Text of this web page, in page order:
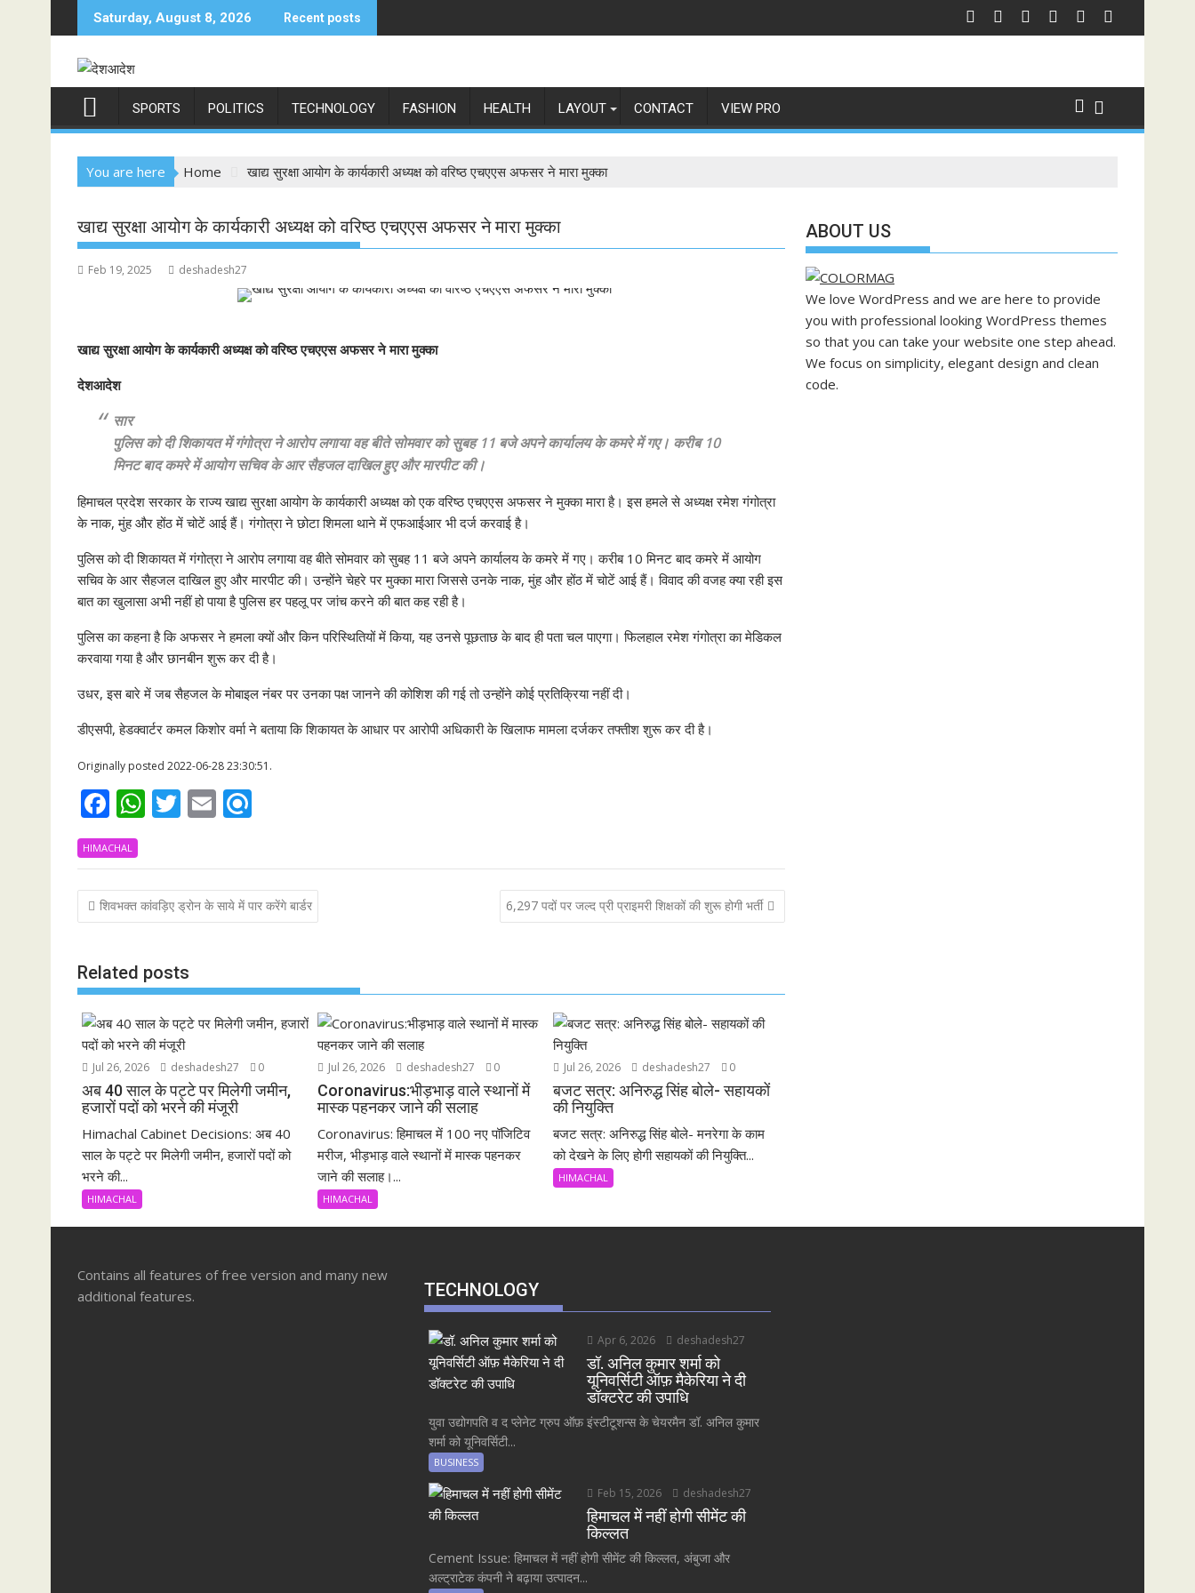
to
Saturday, August 8, 2026 Recent posts
SPORTS POLITICS TECHNOLOGY FASHION HEALTH LAYOUT CONTACT VIEW PRO
You are here Home खाद्य सुरक्षा आयोग के कार्यकारी अध्यक्ष को वरिष्ठ एचएएस अफसर ने मारा मुक्का
खाद्य सुरक्षा आयोग के कार्यकारी अध्यक्ष को वरिष्ठ एचएएस अफसर ने मारा मुक्का
Feb 19, 2025 deshadesh27
खाद्य सुरक्षा आयोग के कार्यकारी अध्यक्ष को वरिष्ठ एचएएस अफसर ने मारा मुक्का
देशआदेश
सार
पुलिस को दी शिकायत में गंगोत्रा ने आरोप लगाया वह बीते सोमवार को सुबह 11 बजे अपने कार्यालय के कमरे में गए। करीब 10
मिनट बाद कमरे में आयोग सचिव के आर सैहजल दाखिल हुए और मारपीट की।
हिमाचल प्रदेश सरकार के राज्य खाद्य सुरक्षा आयोग के कार्यकारी अध्यक्ष को एक वरिष्ठ एचएएस अफसर ने मुक्का मारा है। इस हमले से अध्यक्ष रमेश गंगोत्रा
के नाक, मुंह और होंठ में चोटें आई हैं। गंगोत्रा ने छोटा शिमला थाने में एफआईआर भी दर्ज करवाई है।
पुलिस को दी शिकायत में गंगोत्रा ने आरोप लगाया वह बीते सोमवार को सुबह 11 बजे अपने कार्यालय के कमरे में गए। करीब 10 मिनट बाद कमरे में आयोग
सचिव के आर सैहजल दाखिल हुए और मारपीट की। उन्होंने चेहरे पर मुक्का मारा जिससे उनके नाक, मुंह और होंठ में चोटें आई हैं। विवाद की वजह क्या रही इस
बात का खुलासा अभी नहीं हो पाया है पुलिस हर पहलू पर जांच करने की बात कह रही है।
पुलिस का कहना है कि अफसर ने हमला क्यों और किन परिस्थितियों में किया, यह उनसे पूछताछ के बाद ही पता चल पाएगा। फिलहाल रमेश गंगोत्रा का मेडिकल
करवाया गया है और छानबीन शुरू कर दी है।
उधर, इस बारे में जब सैहजल के मोबाइल नंबर पर उनका पक्ष जानने की कोशिश की गई तो उन्होंने कोई प्रतिक्रिया नहीं दी।
डीएसपी, हेडक्वार्टर कमल किशोर वर्मा ने बताया कि शिकायत के आधार पर आरोपी अधिकारी के खिलाफ मामला दर्जकर तफ्तीश शुरू कर दी है।
Originally posted 2022-06-28 23:30:51.
F
ac
e
b
o
k
W
at
s
A
p
T
itt
er
E
ai
l
i
n
d
HIMACHAL
Post
navigation
शिवभक्त कांवड़िए ड्रोन के साये में पार करेंगे बार्डर 6,297 पदों पर जल्द प्री प्राइमरी शिक्षकों की शुरू होगी भर्ती
Related posts
Jul 26, 2026 deshadesh27 0
अब 40 साल के पट्टे पर मिलेगी जमीन,
हजारों पदों को भरने की मंजूरी
Himachal Cabinet Decisions: अब 40
साल के पट्टे पर मिलेगी जमीन, हजारों पदों को
भरने की...
HIMACHAL
Jul 26, 2026 deshadesh27 0
Coronavirus:भीड़भाड़ वाले स्थानों में
मास्क पहनकर जाने की सलाह
Coronavirus: हिमाचल में 100 नए पॉजिटिव
मरीज, भीड़भाड़ वाले स्थानों में मास्क पहनकर
जाने की सलाह।...
HIMACHAL
Jul 26, 2026 deshadesh27 0
बजट सत्र: अनिरुद्ध सिंह बोले- सहायकों
की नियुक्ति
बजट सत्र: अनिरुद्ध सिंह बोले- मनरेगा के काम
को देखने के लिए होगी सहायकों की नियुक्ति...
HIMACHAL
ABOUT US
We love WordPress and we are here to provide
you with professional looking WordPress themes
so that you can take your website one step ahead.
We focus on simplicity, elegant design and clean
code.
Contains all features of free version and many new
additional features.
TECHNOLOGY
Apr 6, 2026 deshadesh27
डॉ. अनिल कुमार शर्मा को
यूनिवर्सिटी ऑफ़ मैकेरिया ने दी
डॉक्टरेट की उपाधि
युवा उद्योगपति व द प्लेनेट ग्रुप ऑफ़ इंस्टीटूशन्स के चेयरमैन डॉ. अनिल कुमार
शर्मा को यूनिवर्सिटी...
BUSINESS
Feb 15, 2026 deshadesh27
हिमाचल में नहीं होगी सीमेंट की
किल्लत
Cement Issue: हिमाचल में नहीं होगी सीमेंट की किल्लत, अंबुजा और
अल्ट्राटेक कंपनी ने बढ़ाया उत्पादन...